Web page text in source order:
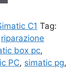
C1 Tag:
riparazione
box pc,
PC, simatic pg,